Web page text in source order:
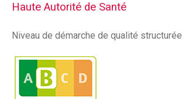
Haute Autorité de Santé
Niveau de démarche de qualité structurée